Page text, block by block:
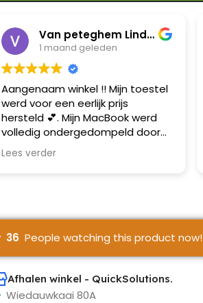
Van peteghem Lindsay
1 maand geleden
Aangenaam winkel !! Mijn toestel
werd voor een eerlijk prijs
hersteld 💕. Mijn MacBook werd
volledig ondergedompeld door
een groot fles cola in mijn rugzak.
Na hun waterschade
Mij zien ze zeker terug ! MacBook
herteld in Gent en dit met een
glimlach .
Lees verder
36 People watching this product now!
Afhalen winkel - QuickSolutions.
Wiedauwkaai 80A